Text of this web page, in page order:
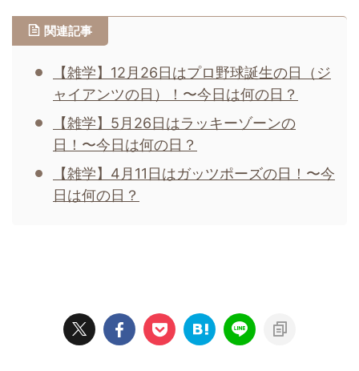
関連記事
【雑学】12月26日はプロ野球誕生の日（ジ
ャイアンツの日）！〜今日は何の日？
【雑学】5月26日はラッキーゾーンの
日！〜今日は何の日？
【雑学】4月11日はガッツポーズの日！〜今
日は何の日？